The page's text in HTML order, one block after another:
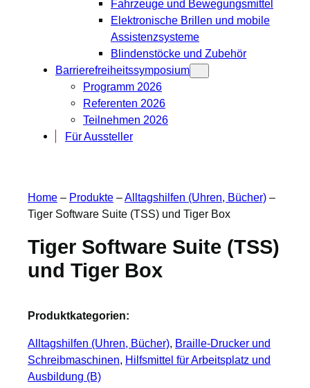
Fahrzeuge und Bewegungsmittel
Elektronische Brillen und mobile
Assistenzsysteme
Blindenstöcke und Zubehör
Barrierefreiheitssymposium
Programm 2026
Referenten 2026
Teilnehmen 2026
Für Aussteller
Home – Produkte –Alltagshilfen (Uhren, Bücher) –
Tiger Software Suite (TSS) und Tiger Box
Tiger Software Suite (TSS)
und Tiger Box
Produktkategorien:
Alltagshilfen (Uhren, Bücher), Braille-Drucker und
Schreibmaschinen, Hilfsmittel für Arbeitsplatz und
Ausbildung (B)